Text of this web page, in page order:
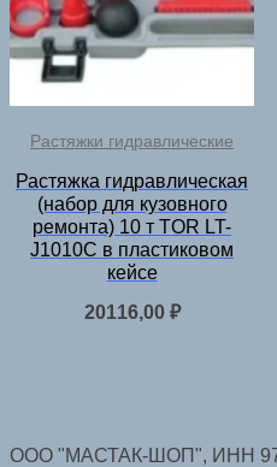
Растяжки гидравлические
Растяжка гидравлическая
(набор для кузовного
ремонта) 10 т TOR LT-
J1010C в пластиковом
кейсе
20116,00 ₽
ООО "МАСТАК-ШОП", ИНН